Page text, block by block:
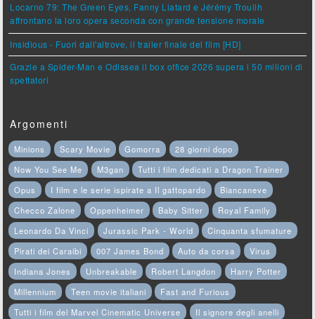
Locarno 79: The Green Eyes, Fanny Liatard e Jérémy Trouilh
affrontano la loro opera seconda con grande tensione morale
Insidious - Fuori dall'altrove, il trailer finale del film [HD]
Grazie a Spider-Man e Odissea il box office 2026 supera i 50 milioni di
spettatori
Argomenti
Minions Scary Movie Gomorra
28 giorni dopo
Now You See Me
M3gan
Tutti i film dedicati a Dragon Trainer
Opus
I film e le serie ispirate a Il gattopardo
Biancaneve
Checco Zalone
Oppenheimer Baby Sitter
Royal Family
Leonardo Da Vinci
Jurassic Park - World
Cinquanta sfumature
Pirati dei Caraibi
007 James Bond Auto da corsa
Virus
Indiana Jones
Unbreakable Robert Langdon
Harry Potter
Millennium
Teen movie italiani
Fast and Furious
Tutti i film del Marvel Cinematic Universe
Il signore degli anelli